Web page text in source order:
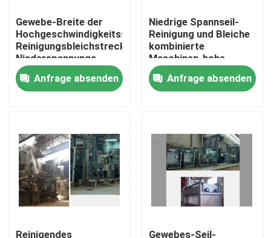
Qualitätskontrolle
Treten Sie mit uns in Verbindung
Fordern Sie ein Zitat
stenter Raffineur
Hitzeeinstellung stenter
Gewebe-Breite der
Hochgeschwindigkeitsseil-
Reinigungsbleichstrecken-
Niederspannungs-
2800m M/1800mm
Anfrage absenden
Niedrige Spannseil-
Reinigung und Bleiche
kombinierte
Maschinen-hohe
Leistungsfähigkeit
Anfrage absenden
Reinigendes Gewebes-Seil-